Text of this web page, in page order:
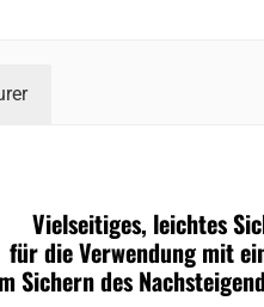
Vielseitiges, leichtes
für die Verwendung mit
Sichern des